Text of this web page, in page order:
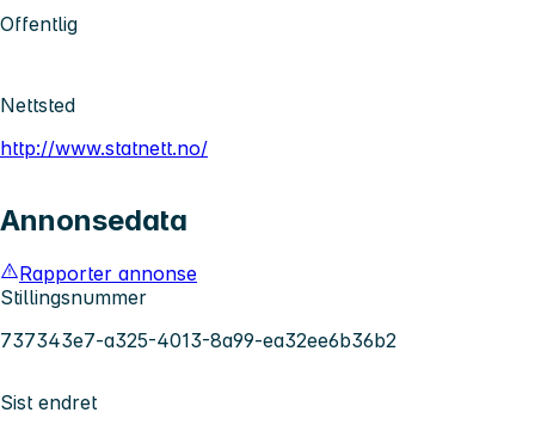
Offentlig
Nettsted
http://www.statnett.no/
Annonsedata
Rapporter annonse
Stillingsnummer
737343e7-a325-4013-8a99-ea32ee6b36b2
Sist endret